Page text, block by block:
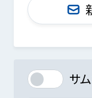
サ